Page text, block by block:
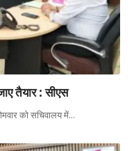
तैयार : सीएस
को सचिवालय में…